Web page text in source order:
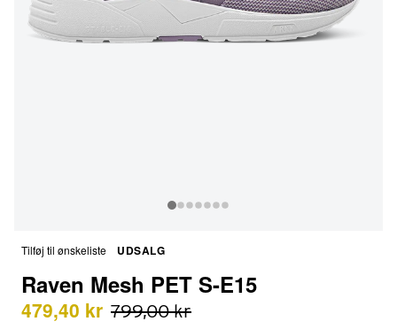
Tilføj til ønskeliste UDSALG
Raven Mesh PET S-E15
479,40 kr 799,00 kr